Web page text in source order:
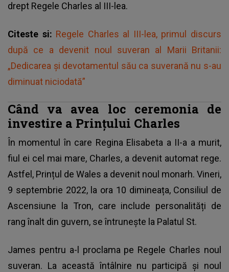
drept Regele Charles al III-lea.
Citeste si: Regele Charles al III-lea, primul discurs
după ce a devenit noul suveran al Marii Britanii:
„Dedicarea şi devotamentul său ca suverană nu s-au
diminuat niciodată”
Când va avea loc ceremonia de
investire a Prințului Charles
În momentul în care Regina Elisabeta a II-a a murit,
fiul ei cel mai mare, Charles, a devenit automat rege.
Astfel, Prințul de Wales a devenit noul monarh. Vineri,
9 septembrie 2022, la ora 10 dimineața, Consiliul de
Ascensiune la Tron, care include personalități de
rang înalt din guvern, se întrunește la Palatul St.
James pentru a-l proclama pe Regele Charles noul
suveran. La această întâlnire nu participă și noul